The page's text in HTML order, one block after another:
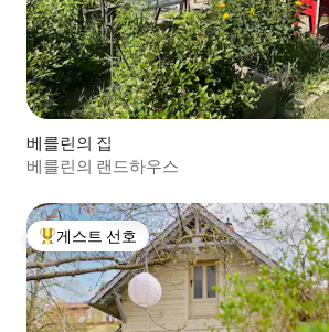
베를린의 집
베를린의 랜드하우스
상위 게스트 선호
게스트 선호